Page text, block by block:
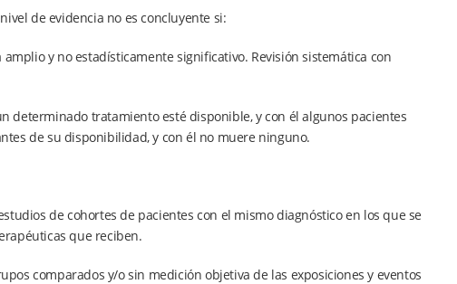
de evidencia no es concluyente si:
y no estadísticamente significativo. Revisión sistemática con
determinado tratamiento esté disponible, y con él algunos pacientes
de su disponibilidad, y con él no muere ninguno.
de cohortes de pacientes con el mismo diagnóstico en los que se
que reciben.
comparados y/o sin medición objetiva de las exposiciones y eventos